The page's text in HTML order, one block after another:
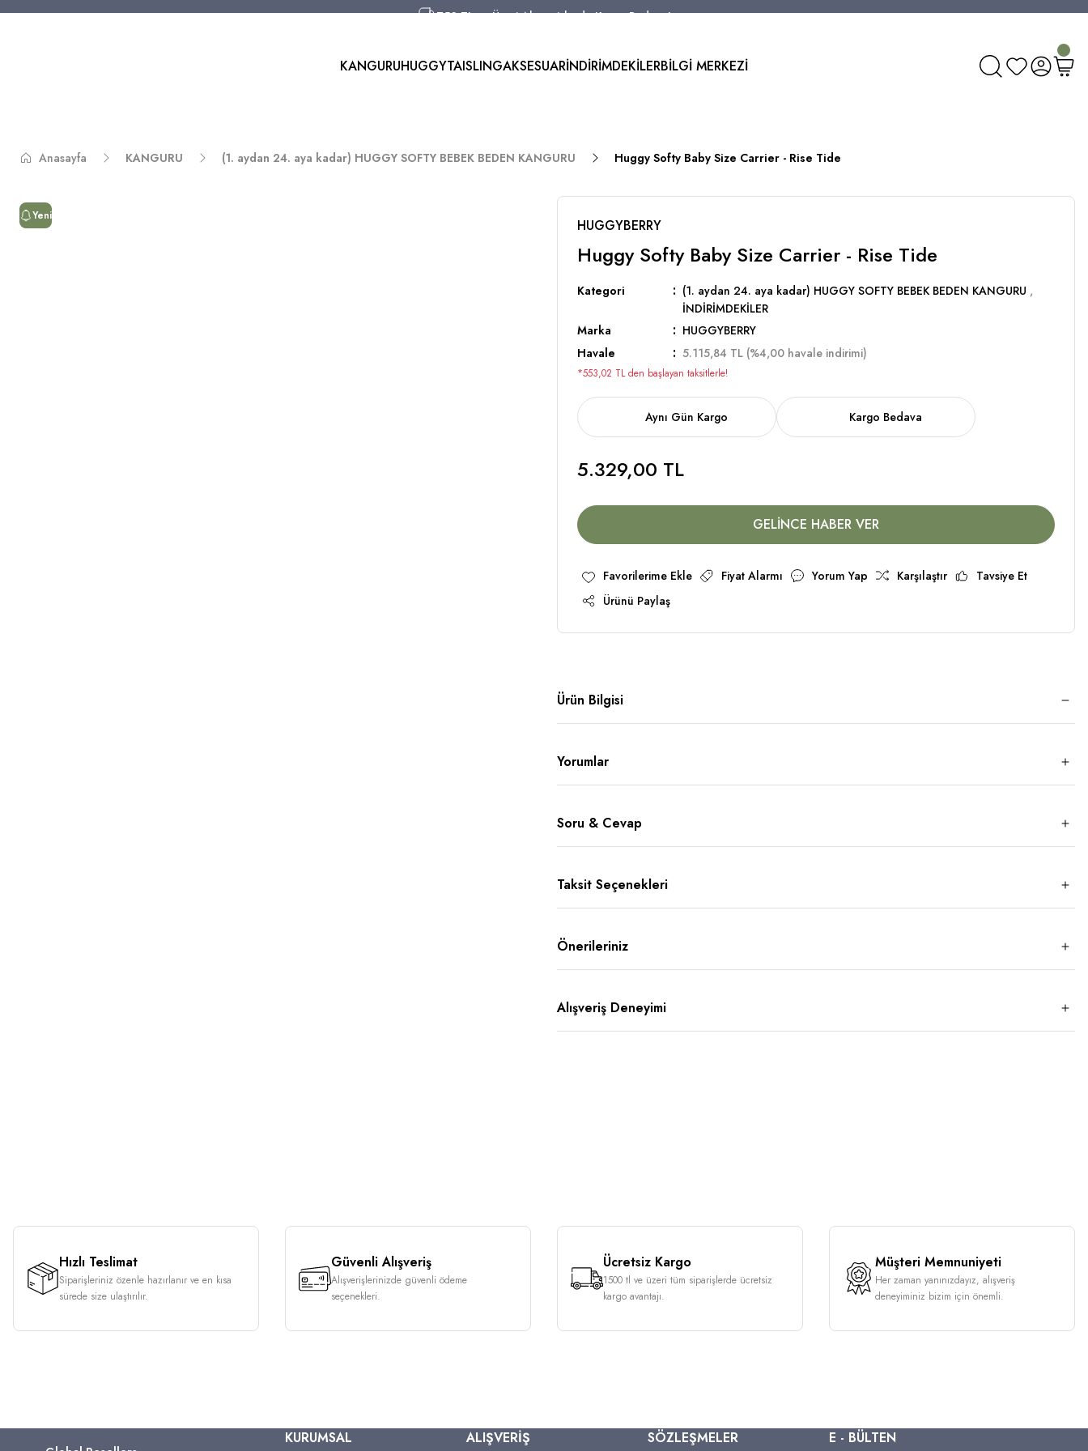
750 TL ve Üzeri Alışverişlerde Kargo Bedava!
Worldwide Shipping!
750 TL ve Üzeri Alışverişlerde Kargo Bedava!
KANGURUHUGGYTAISLINGAKSESUARİNDİRİMDEKİLERBİLGİ MERKEZİ
Anasayfa KANGURU (1. aydan 24. aya kadar) HUGGY SOFTY BEBEK BEDEN KANGURU Huggy Softy Baby Size Carrier - Rise Tide
Yeni
HUGGYBERRY
Huggy Softy Baby Size Carrier - Rise Tide
Kategori (1. aydan 24. aya kadar) HUGGY SOFTY BEBEK BEDEN KANGURU ,
İNDİRİMDEKİLER
Marka
HUGGYBERRY
Havale
5.115,84 TL (%4,00 havale indirimi)
*553,02 TL den başlayan taksitlerle!
Aynı Gün Kargo Kargo Bedava
5.329,00 TL
GELİNCE HABER VER
Fiyat Alarmı Yorum Yap Karşılaştır
Tavsiye Et
Ürünü Paylaş
Ürün Bilgisi
Yorumlar
Soru & Cevap
Taksit Seçenekleri
Önerileriniz
Alışveriş Deneyimi
Hızlı Teslimat
Siparişleriniz özenle hazırlanır ve en kısa
sürede size ulaştırılır.
Güvenli Alışveriş
Alışverişlerinizde güvenli ödeme
seçenekleri.
Ücretsiz Kargo
1500 tl ve üzeri tüm siparişlerde ücretsiz
kargo avantajı.
Müşteri Memnuniyeti
Her zaman yanınızdayız, alışveriş
deneyiminiz bizim için önemli.
KURUMSAL ALIŞVERİŞ SÖZLEŞMELER E - BÜLTEN